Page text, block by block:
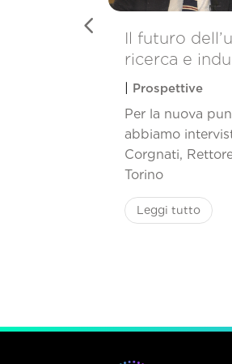
Il futuro
ricerca e
| Prospettive
Per la nuova
abbiamo
Corgnati,
Torino
Leggi tutto